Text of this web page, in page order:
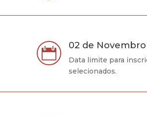

02 de
Data limite para
selecionados.